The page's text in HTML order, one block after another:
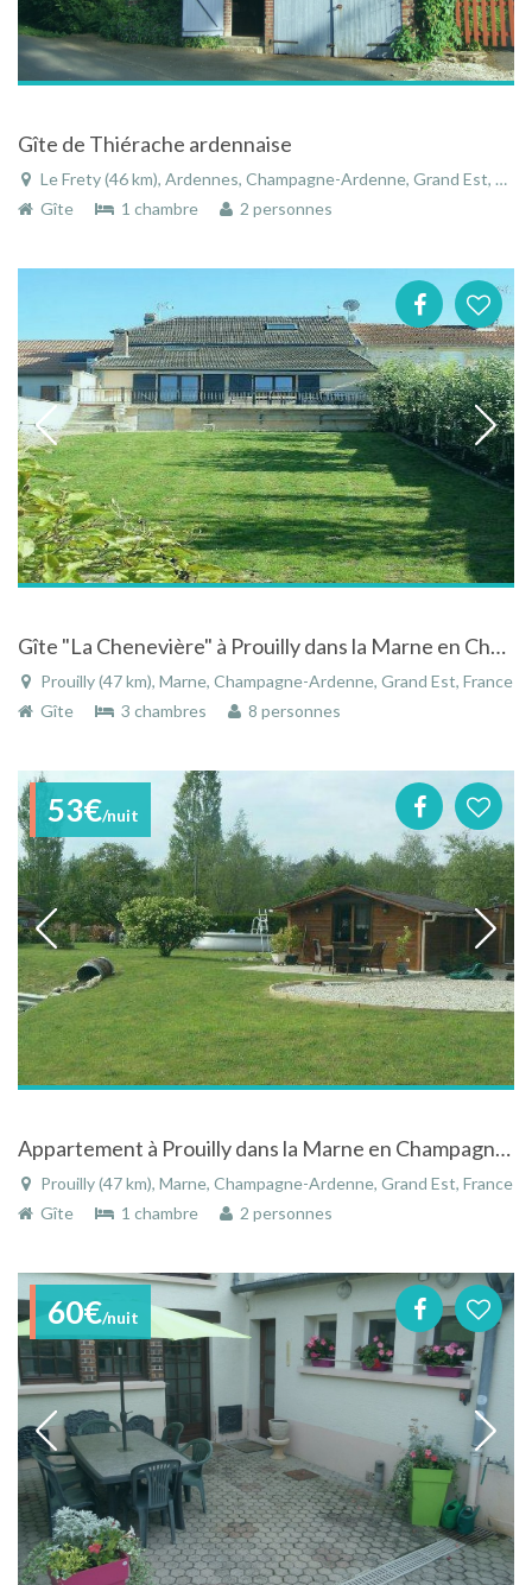
Gîte de Thiérache ardennaise
Le Frety (46 km), Ardennes, Champagne-Ardenne, Grand Est, France
Gîte
1 chambre 2 personnes
Gîte "La Chenevière" à Prouilly dans la Marne en Champagne-Ardenne au coeur du village
Prouilly (47 km), Marne, Champagne-Ardenne, Grand Est, France
Gîte
3 chambres 8 personnes
53€/nuit
Appartement à Prouilly dans la Marne en Champagne-Ardenne dans un cadre exceptionnel
Prouilly (47 km), Marne, Champagne-Ardenne, Grand Est, France
Gîte
1 chambre 2 personnes
60€/nuit